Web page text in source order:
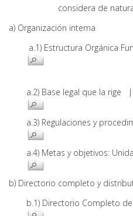
considera de
a) Organización interna
a.1) Estructura Orgánica
a.2) Base legal que la rige |
a.3) Regulaciones y
a.4) Metas y objetivos:
b) Directorio completo y
b.1) Directorio Completo